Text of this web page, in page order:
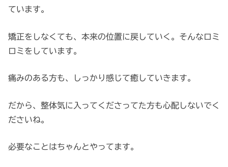
ています。
矯正をしなくても、本来の位置に戻していく。そんなロミ
ロミをしています。
痛みのある方も、しっかり感じて癒していきます。
だから、整体気に入ってくださってた方も心配しないでく
ださいね。
必要なことはちゃんとやってます。